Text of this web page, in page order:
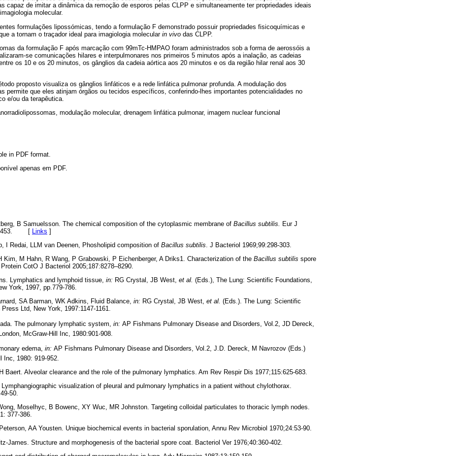
capaz de imitar a dinâmica da remoção de esporos pelas CLPP e simultaneamente ter propriedades ideais
molecular.
formulações lipossómicas, tendo a formulação F demonstrado possuir propriedades fisicoquímicas e
a tornam o traçador ideal para imagiologia molecular in vivo das CLPP.
da formulação F após marcação com 99mTc-HMPAO foram administrados sob a forma de aerossóis a
se comunicações hilares e interpulmonares nos primeiros 5 minutos após a inalação, as cadeias
os 10 e os 20 minutos, os gânglios da cadeia aórtica aos 20 minutos e os da região hilar renal aos 30
proposto visualiza os gânglios linfáticos e a rede linfática pulmonar profunda. A modulação dos
permite que eles atinjam órgãos ou tecidos específicos, conferindo-lhes importantes potencialidades no
e/ou da terapêutica.
modulação molecular, drenagem linfática pulmonar, imagem nuclear funcional
in PDF format.
apenas em PDF.
B Samuelsson. The chemical composition of the cytoplasmic membrane of Bacillus subtilis. Eur J
453. [ Links ]
I Redai, LLM van Deenen, Phosholipid composition of Bacillus subtilis . J Bacteriol 1969;99:298-303.
Kim, M Hahn, R Wang, P Grabowski, P Eichenberger, A Driks1. Characterization of the Bacillus subtilis spore
CotO J Bacteriol 2005;187:8278–8290.
Lymphatics and lymphoid tissue, in: RG Crystal, JB West, et al. (Eds.), The Lung: Scientific Foundations,
York, 1997, pp.779-786.
SA Barman, WK Adkins, Fluid Balance, in: RG Crystal, JB West, et al. (Eds.). The Lung: Scientific
Ltd, New York, 1997:1147-1161.
The pulmonary lymphatic system, in: AP Fishmans Pulmonary Disease and Disorders, Vol.2, JD Dereck,
McGraw-Hill Inc, 1980:901-908.
edema, in: AP Fishmans Pulmonary Disease and Disorders, Vol.2, J.D. Dereck, M Navrozov (Eds.)
Inc, 1980: 919-952.
Baert. Alveolar clearance and the role of the pulmonary lymphatics. Am Rev Respir Dis 1977;115:625-683.
visualization of pleural and pulmonary lymphatics in a patient without chylothorax.
50.
Moselhyc, B Bowenc, XY Wuc, MR Johnston. Targeting colloidal particulates to thoracic lymph nodes.
377-386.
AA Yousten. Unique biochemical events in bacterial sporulation, Annu Rev Microbiol 1970;24:53-90.
James. Structure and morphogenesis of the bacterial spore coat. Bacteriol Ver 1976;40:360-402.